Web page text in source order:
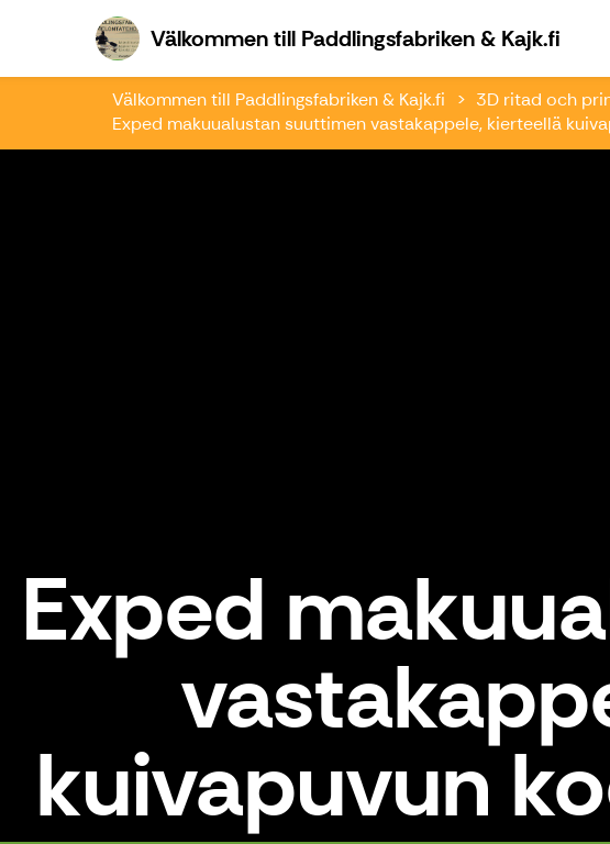
Välkommen till Paddlingsfabriken & Kajk.fi
Välkommen till Paddlingsfabriken & Kajk.fi
3D ritad och
Exped makuualustan suuttimen vastakappele, kierteellä
Exped
kuivapuvun
Exped makuualustan suuttimen